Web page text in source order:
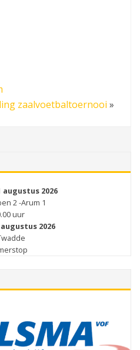
zaalvoetbaltoernooi »
augustus 2026
2 -Arum 1
uur
2026